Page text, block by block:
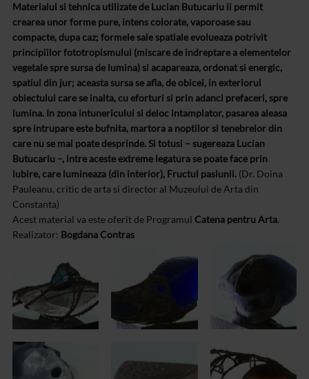
Materialul si tehnica utilizate de Lucian Butucariu ii permit
crearea unor forme pure, intens colorate, vaporoase sau
compacte, dupa caz; formele sale spatiale evolueaza potrivit
principiilor fototropismului (miscare de indreptare a elementelor
vegetale spre sursa de lumina) si acapareaza, ordonat si energic,
spatiul din jur; aceasta sursa se afla, de obicei, in exteriorul
obiectului care se inalta, cu eforturi si prin adanci prefaceri, spre
lumina. In zona intunericului si deloc intamplator, pasarea aleasa
spre intrupare este bufnita, martora a noptilor si tenebrelor din
care nu se mai poate desprinde. Si totusi – sugereaza Lucian
Butucariu –, intre aceste extreme legatura se poate face prin
iubire, care lumineaza (din interior), Fructul pasiunii. (Dr. Doina
Pauleanu, critic de arta si director al Muzeului de Arta din
Constanta)
Acest material va este oferit de Programul Catena pentru Arta.
Realizator: Bogdana Contras